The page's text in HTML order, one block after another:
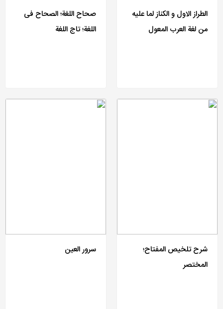
الطراز الاول و الکناز لما علیه
من لغة العرب المعول
صحاح اللغة؛ الصحاح فی
اللغة؛ تاج اللغة
شرح تلخیص المفتاح؛
المختصر
سرور العین